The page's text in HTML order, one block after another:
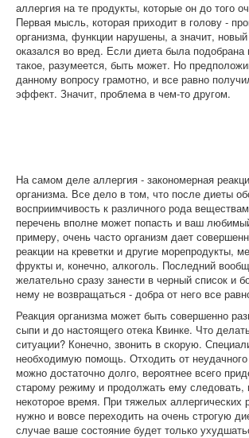
Отзывы о медицинских учреждениях
аллергия на те продукты, которые он до того
Первая мысль, которая приходит в голову -
организма, функции нарушены, а значит,
оказался во вред. Если диета была подобрана
такое, разумеется, быть может. Но
данному вопросу грамотно, и все равно
эффект. Значит, проблема в чем-то другом.
На самом деле аллергия - закономерная
организма. Все дело в том, что после диеты
восприимчивость к различного рода
перечень вполне может попасть и ваш
примеру, очень часто организм дает
реакции на креветки и другие морепродукты,
фрукты и, конечно, алкоголь. Последний
желательно сразу занести в черный список и
нему не возвращаться - добра от него все
Реакция организма может быть совершенно
сыпи и до настоящего отека Квинке. Что
ситуации? Конечно, звонить в скорую.
необходимую помощь. Отходить от
можно достаточно долго, вероятнее всего
старому режиму и продолжать ему следовать,
некоторое время. При тяжелых аллергических
нужно и вовсе переходить на очень строгую
случае ваше состояние будет только